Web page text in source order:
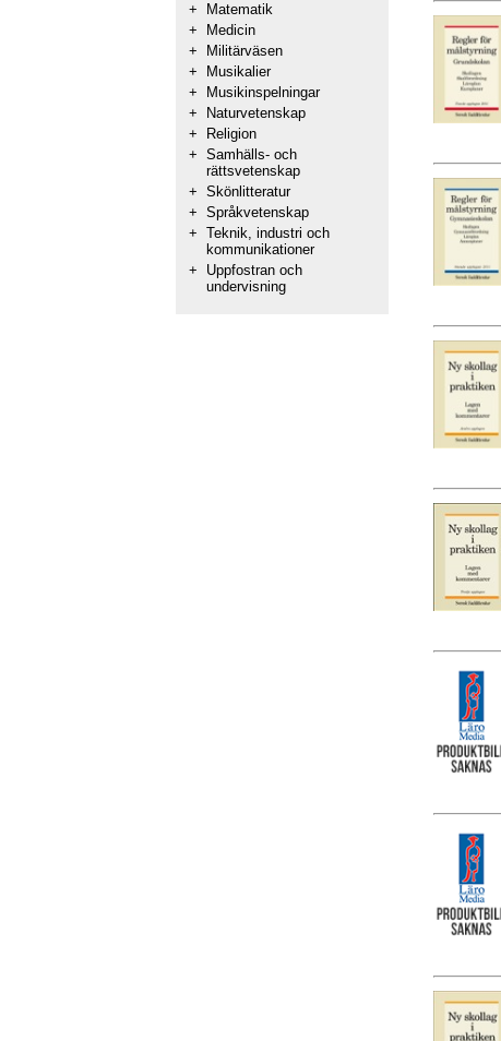
+
Matematik
+
Medicin
+
Militärväsen
+
Musikalier
+
Musikinspelningar
+
Naturvetenskap
+
Religion
+ Samhälls- och
rättsvetenskap
+ Skönlitteratur
+ Språkvetenskap
+ Teknik, industri och
kommunikationer
+
Uppfostran och
undervisning